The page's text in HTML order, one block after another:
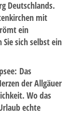
Deutschlands.
mit
ein
sich selbst ein
Das
der Allgäuer
Wo das
echte